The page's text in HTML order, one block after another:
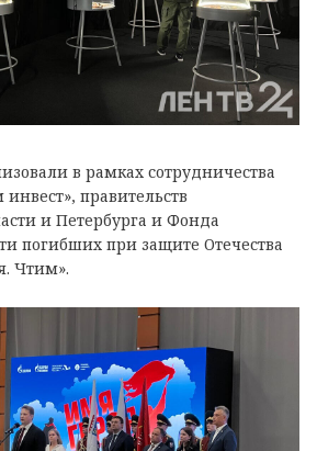
в рамках сотрудничества
правительств
и Петербурга и Фонда
погибших при защите Отечества
Чтим».